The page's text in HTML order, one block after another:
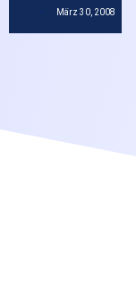
März 30, 2008